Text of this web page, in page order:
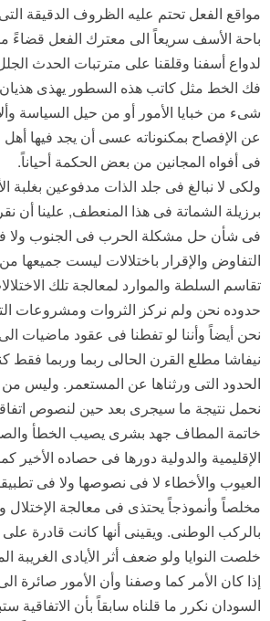
مواقع الفعل تحتم عليه الظروف الدقيقة التى
باحة الأسف سريعاً الى معترك الفعل قضاءً
لدواع أسفنا وقلقنا على مترتبات الحدث
فك الخط مثل كاتب هذه السطور يهذى
شىء من خبايا الأمور أو من حيل السياسة
عن الإفصاح بمكنوناته عسى أن يجد فيها أهل
فى أفواه المجانين من بعض الحكمة أحياناً.
ولكى لا نبالغ فى جلد الذات مدفوعين بغلبة
برزيلة الشماتة فى هذا المنعطف, علينا أن
فى شأن حل مشكلة الحرب فى الجنوب ولا
التفاوض والإقرار باختلالات ليست جميعها
تقاسم السلطة والموارد لمعالجة تلك
حدوده نحن ولم نركز الثروات ومشروعات
نحن أيضاً وأننا لو تفطنا فى عقود ماضيات
نيفاشا مطلع القرن الحالى ربما وربما فقط
الحدود التى ورثناها عن المستعمر. وليس
نحمل نتيجة ما سيجرى بعد حين لنصوص
خاتمة المطاف جهد بشرى يصيب الخطأ
الإقليمية والدولية دورها فى حصاده الأخير
العيوب والأخطاء لا فى نصوصها ولا فى
مخلصاً وأنموذجاً يحتذى فى معالجة الإختلال
بالركب الوطنى. ويقينى أنها كانت قادرة
خلصت النوايا ولو ضعف أثر الأيادى الغريبة
إذا كان الأمر كما وصفنا وأن الأمور صائرة
السودان نكرر ما قلناه سابقاً بأن الاتفاقية